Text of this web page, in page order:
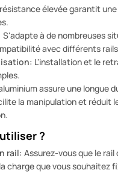
élevée garantit
S'adapte à de nombreuses
avec différents
L'installation et le
assure une longue
la manipulation et réduit
?
rail: Assurez-vous que le rail
charge que vous souhaitez